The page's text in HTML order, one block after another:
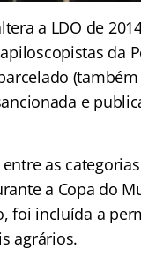
a LDO de
da
e
as
a Copa do
foi incluída a
agrários.